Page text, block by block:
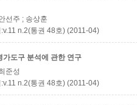
선주 ; 송상훈
n.2(통권 48호) (2011-04)
도구 분석에 관한 연구
준성
n.2(통권 48호) (2011-04)